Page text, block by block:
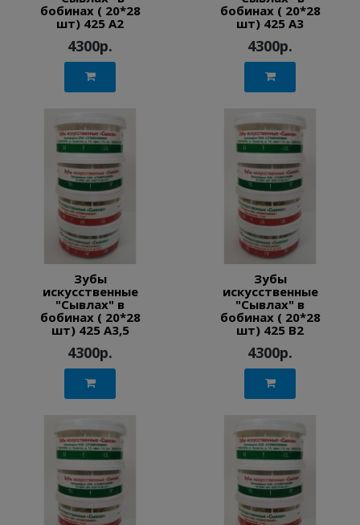
бобинах ( 20*28
шт) 425 A2
4300р.
бобинах ( 20*28
шт) 425 A3
4300р.
Зубы
искусственные
"Сывлах" в
бобинах ( 20*28
шт) 425 A3,5
4300р.
Зубы
искусственные
"Сывлах" в
бобинах ( 20*28
шт) 425 B2
4300р.